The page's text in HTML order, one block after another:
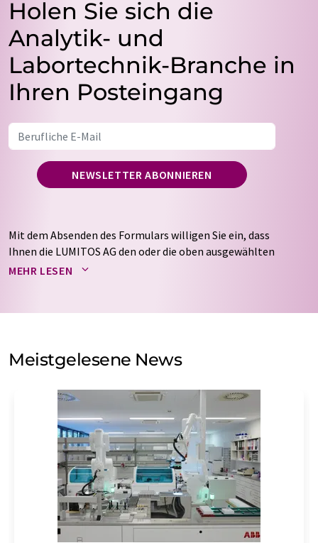
Holen Sie sich die
Analytik- und
Labortechnik-Branche in
Ihren Posteingang
NEWSLETTER ABONNIEREN
Mit dem Absenden des Formulars willigen Sie ein, dass
Ihnen die LUMITOS AG den oder die oben ausgewählten
Newsletter per E-Mail zusendet. Ihre Daten werden
auf Basis unsererDatenschutzerklärung. LUMITOS darf
Meinungsforschung per E-Mail kontaktieren. Ihre
Einwilligung können Sie jederzeit ohne Angabe von
Str. 2, 12489 Berlin oder per E-Mail unter
widerruf@lumitos.commit Wirkung für die Zukunft
widerrufen. Zudem ist in jeder E-Mail ein Link zur
Abbestellung des entsprechenden Newsletters
enthalten.
MEHR LESEN
Meistgelesene News